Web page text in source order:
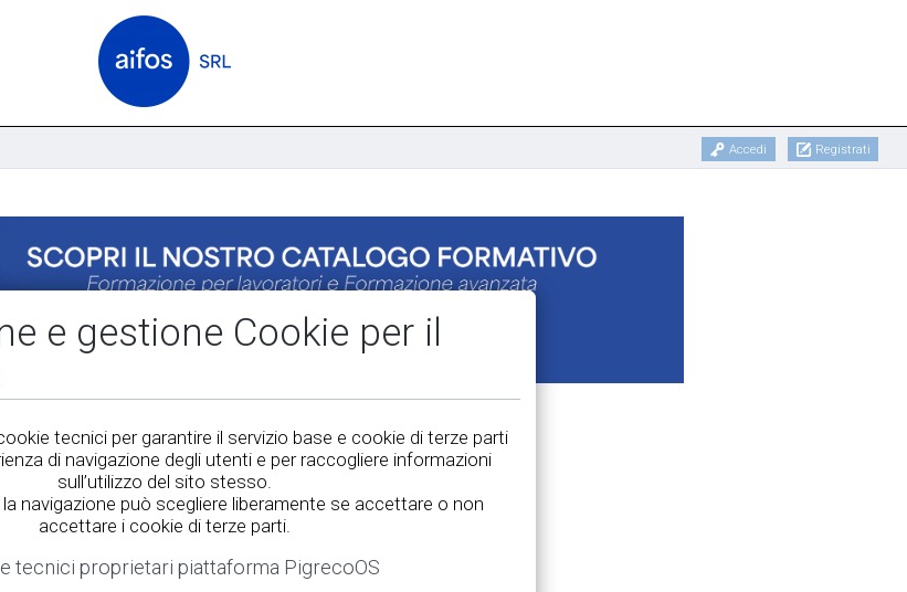
Accedi Registrati
e gestione Cookie per il
tecnici per garantire il servizio base e cookie di terze parti
di navigazione degli utenti e per raccogliere informazioni
sull’utilizzo del sito stesso.
la navigazione può scegliere liberamente se accettare o non
accettare i cookie di terze parti.
tecnici proprietari piattaforma PigrecoOS